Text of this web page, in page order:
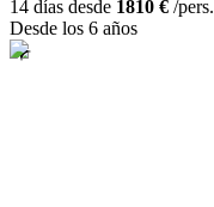
14 días desde 1810 € /pers.
Desde los 6 años